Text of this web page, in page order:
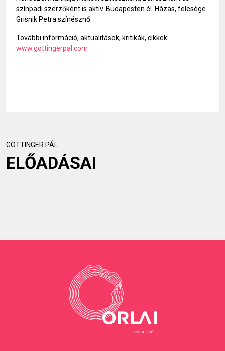
színpadi szerzőként is aktív. Budapesten él. Házas, felesége
Grisnik Petra színésznő.
További információ, aktualitások, kritikák, cikkek:
www.gottingerpal.com
GÖTTINGER PÁL
ELŐADÁSAI